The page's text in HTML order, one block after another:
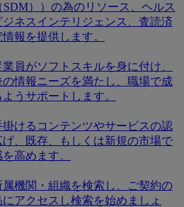
SDM））の為のリソース、ヘルス
ネスインテリジェンス、査読済
報を提供します。
員がソフトスキルを身に付け、
の情報ニーズを満たし、職場で成
うサポートします。
掛けるコンテンツやサービスの認
げ、既存、もしくは新規の市場で
高めます。
属機関・組織を検索し、ご契約の
アクセスし検索を始めましょ